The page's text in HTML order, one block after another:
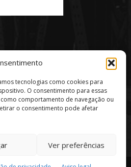
tecnologias como cookies para
O consentimento para essas
comportamento de navegação ou
o consentimento pode afetar
Ver preferências